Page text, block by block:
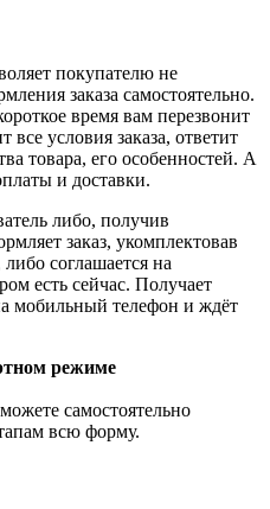
покупателю не
заказа самостоятельно.
время вам перезвонит
условия заказа, ответит
товара, его особенностей. А
и доставки.
либо, получив
заказ, укомплектовав
соглашается на
есть сейчас. Получает
мобильный телефон и ждёт
режиме
самостоятельно
всю форму.